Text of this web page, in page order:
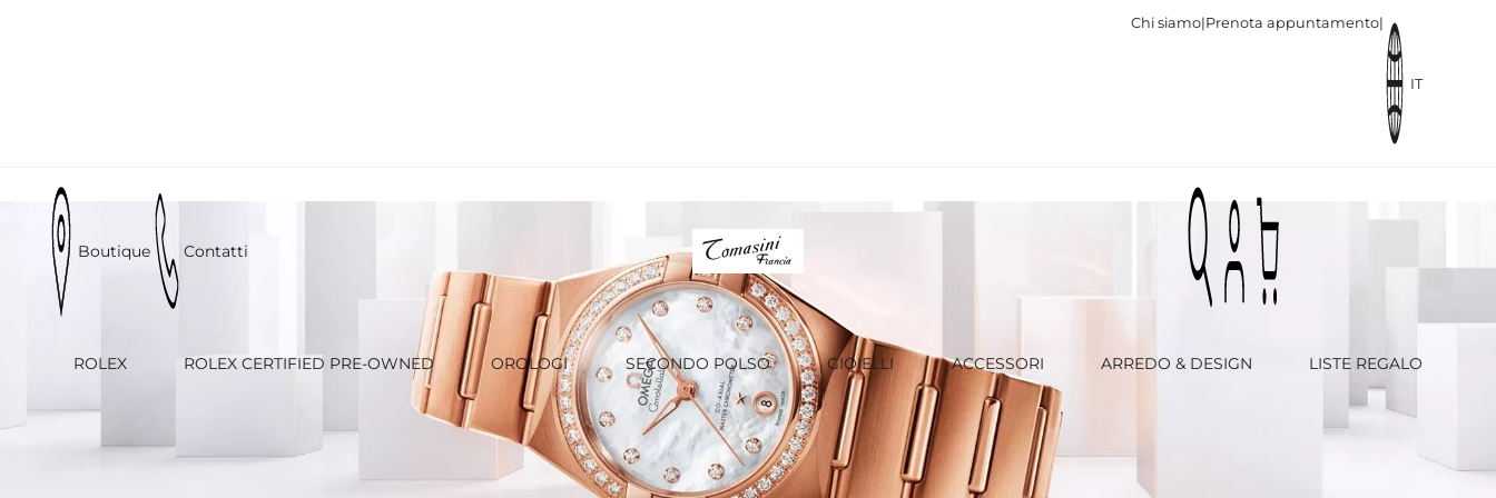
Chi siamo|Prenota appuntamento|
IT
Boutique Contatti
ROLEX ROLEX CERTIFIED PRE-OWNED OROLOGI SECONDO POLSO GIOIELLI ACCESSORI ARREDO & DESIGN LISTE REGALO